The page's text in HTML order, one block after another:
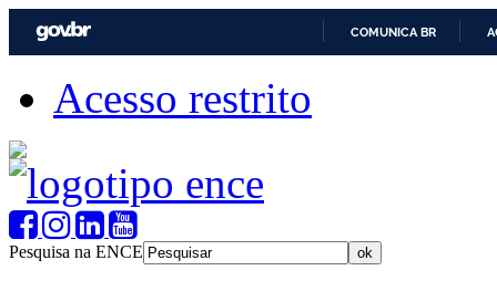
COMUNICA BR
Acesso restrito
Pesquisa na ENCE